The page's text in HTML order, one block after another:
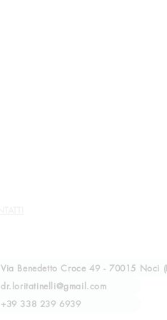
Via Benedetto Croce 49 - 70015 Noci
dr.loritatinelli@gmail.com
+39 338 239 6939